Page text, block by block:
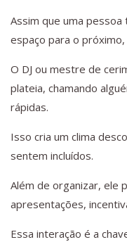
Assim que uma
espaço para o
O DJ ou mestre de
plateia, chamando
rápidas.
Isso cria um clima
sentem incluídos.
Além de organizar, ele
apresentações,
Essa interação é a